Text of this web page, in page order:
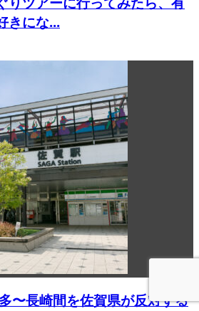
きにな...
〜長崎間を佐賀県が反対する